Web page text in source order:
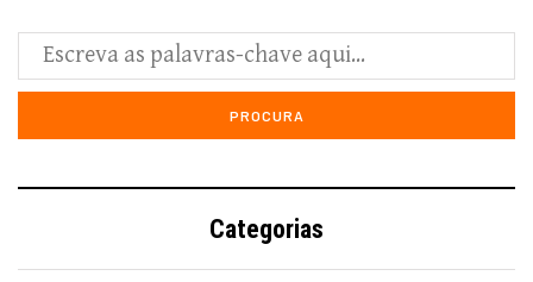
Categorias